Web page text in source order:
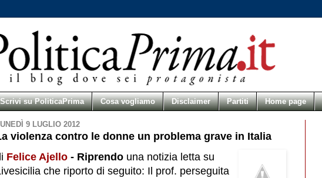
Scrivi su PoliticaPrima Cosa vogliamo Disclaimer Partiti Home page
9 LUGLIO 2012
violenza contro le donne un problema grave in Italia
Felice Ajello - Riprendo una notizia letta su
che riporto di seguito: Il prof. perseguita